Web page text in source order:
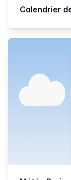
Calendrier